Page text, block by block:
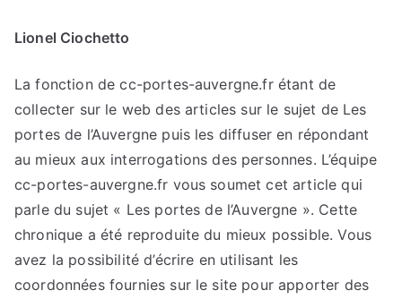
Lionel Ciochetto
La fonction de cc-portes-auvergne.fr étant de
collecter sur le web des articles sur le sujet de Les
portes de l’Auvergne puis les diffuser en répondant
au mieux aux interrogations des personnes. L’équipe
cc-portes-auvergne.fr vous soumet cet article qui
parle du sujet « Les portes de l’Auvergne ». Cette
chronique a été reproduite du mieux possible. Vous
avez la possibilité d’écrire en utilisant les
coordonnées fournies sur le site pour apporter des